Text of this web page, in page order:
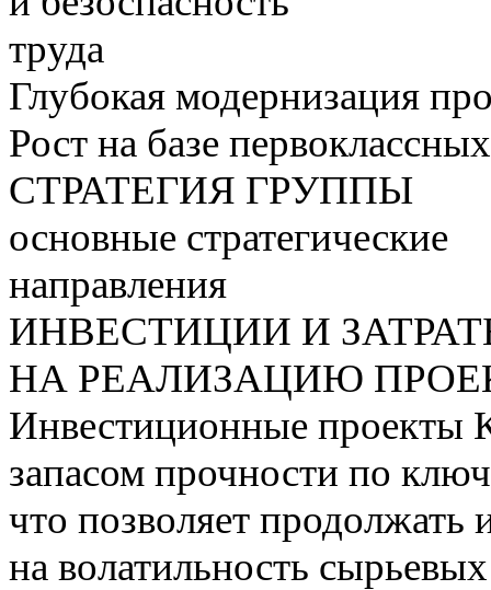
труда
Глубокая модернизация
Рост на базе
СТРАТЕГИЯ ГРУППЫ
основные стратегические
направления
ИНВЕСТИЦИИ И
НА РЕАЛИЗАЦИЮ
Инвестиционные проекты
запасом прочности по
что позволяет продолжать
на волатильность